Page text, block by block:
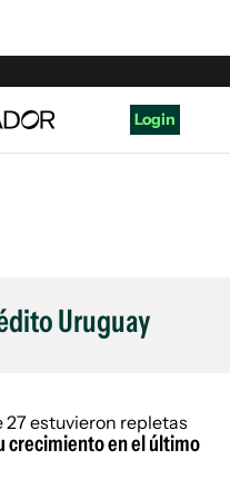
Login
Uruguay
crecimiento en el último